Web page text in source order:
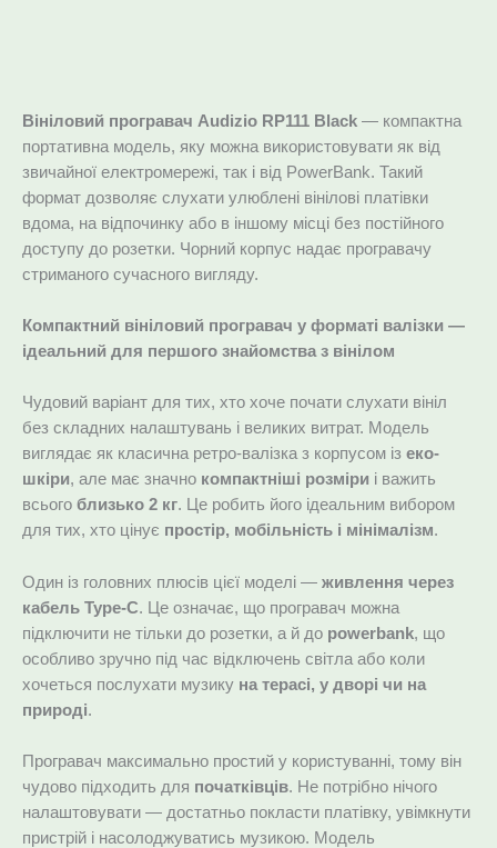
Вініловий програвач Audizio RP111 Black — компактна
портативна модель, яку можна використовувати як від
звичайної електромережі, так і від PowerBank. Такий
формат дозволяє слухати улюблені вінілові платівки
вдома, на відпочинку або в іншому місці без постійного
доступу до розетки. Чорний корпус надає програвачу
стриманого сучасного вигляду.
Компактний вініловий програвач у форматі валізки —
ідеальний для першого знайомства з вінілом
Чудовий варіант для тих, хто хоче почати слухати вініл
без складних налаштувань і великих витрат. Модель
виглядає як класична ретро-валізка з корпусом із еко-
шкіри, але має значно компактніші розміри і важить
всього близько 2 кг. Це робить його ідеальним вибором
для тих, хто цінує простір, мобільність і мінімалізм.
Один із головних плюсів цієї моделі — живлення через
кабель Type-C. Це означає, що програвач можна
підключити не тільки до розетки, а й до powerbank, що
особливо зручно під час відключень світла або коли
хочеться послухати музику на терасі, у дворі чи на
природі.
Програвач максимально простий у користуванні, тому він
чудово підходить для початківців. Не потрібно нічого
налаштовувати — достатньо покласти платівку, увімкнути
пристрій і насолоджуватись музикою. Модель